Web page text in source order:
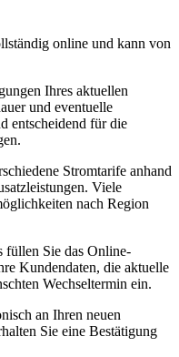
online und kann von
Ihres aktuellen
und eventuelle
entscheidend für die
Stromtarife anhand
Viele
nach Region
füllen Sie das Online-
Kundendaten, die aktuelle
Wechseltermin ein.
an Ihren neuen
Sie eine Bestätigung